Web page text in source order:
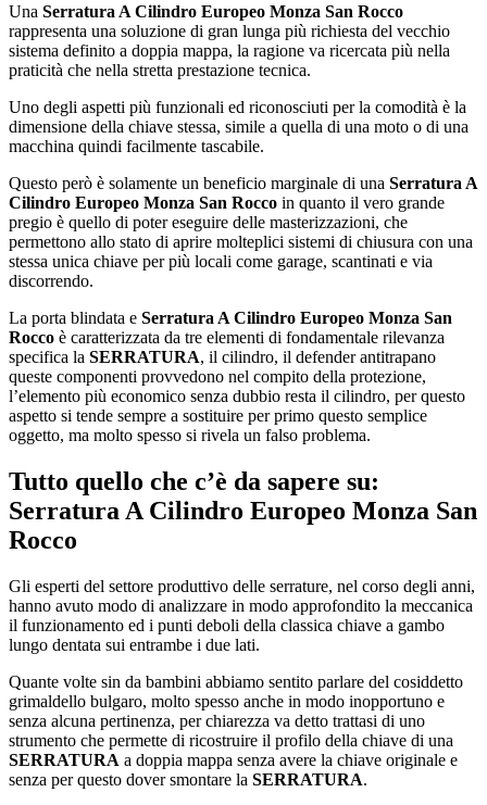
Una Serratura A Cilindro Europeo Monza San Rocco
rappresenta una soluzione di gran lunga più richiesta del vecchio
sistema definito a doppia mappa, la ragione va ricercata più nella
praticità che nella stretta prestazione tecnica.
Uno degli aspetti più funzionali ed riconosciuti per la comodità è la
dimensione della chiave stessa, simile a quella di una moto o di una
macchina quindi facilmente tascabile.
Questo però è solamente un beneficio marginale di una Serratura A
Cilindro Europeo Monza San Rocco in quanto il vero grande
pregio è quello di poter eseguire delle masterizzazioni, che
permettono allo stato di aprire molteplici sistemi di chiusura con una
stessa unica chiave per più locali come garage, scantinati e via
discorrendo.
La porta blindata e Serratura A Cilindro Europeo Monza San
Rocco è caratterizzata da tre elementi di fondamentale rilevanza
specifica la SERRATURA, il cilindro, il defender antitrapano
queste componenti provvedono nel compito della protezione,
l’elemento più economico senza dubbio resta il cilindro, per questo
aspetto si tende sempre a sostituire per primo questo semplice
oggetto, ma molto spesso si rivela un falso problema.
Tutto quello che c’è da sapere su:
Serratura A Cilindro Europeo Monza San
Rocco
Gli esperti del settore produttivo delle serrature, nel corso degli anni,
hanno avuto modo di analizzare in modo approfondito la meccanica
il funzionamento ed i punti deboli della classica chiave a gambo
lungo dentata sui entrambe i due lati.
Quante volte sin da bambini abbiamo sentito parlare del cosiddetto
grimaldello bulgaro, molto spesso anche in modo inopportuno e
senza alcuna pertinenza, per chiarezza va detto trattasi di uno
strumento che permette di ricostruire il profilo della chiave di una
SERRATURA a doppia mappa senza avere la chiave originale e
senza per questo dover smontare la SERRATURA.